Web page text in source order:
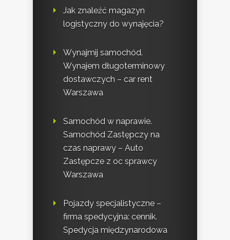
Jak znaleźć magazyn
logistyczny do wynajęcia?
Wynajmij samochód.
Wynajem długoterminowy
dostawczych – car rent
Warszawa
Samochód w naprawie.
Samochód Zastępczy na
czas naprawy – Auto
Zastępcze z oc sprawcy
Warszawa
Pojazdy specjalistyczne –
firma spedycyjna: cennik.
Spedycja międzynarodowa